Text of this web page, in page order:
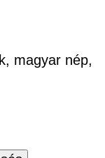
magyar nép,